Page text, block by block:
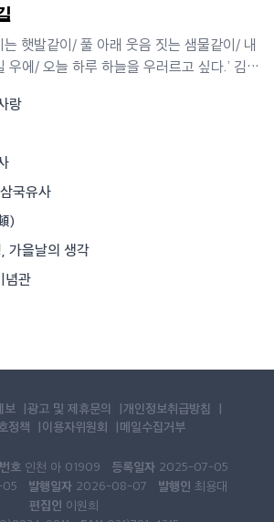
길
는 햇발같이/ 풀 아래 웃음 짓는 샘물같이/ 내
우에/ 오늘 하루 하늘을 우러르고 싶다.’ 김영
란과 깊은 교감을 나누었다. 그래서 그는
는 아직 기다리고 있을테요 찬란한 슬픔의
사랑
사
연과 삼국유사
)
, 가을날의 생각
원기념관
보 광고 및 제휴문의
개인정보취급방침
정책
이용자위원회 메일수집거부
호 인천 아 01909 등록일자 2025-07-05
발행일자 2026-08-07 발행인 최용대
편집인 이원희